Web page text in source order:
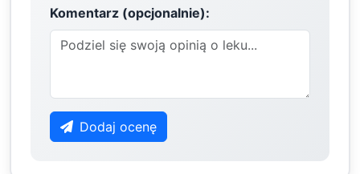
Komentarz (opcjonalnie):
Dodaj ocenę